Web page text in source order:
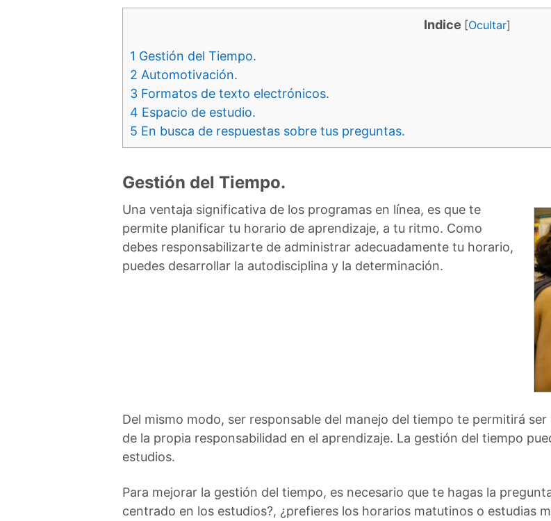
Indice [Ocultar]
1 Gestión del Tiempo.
2 Automotivación.
3 Formatos de texto electrónicos.
4 Espacio de estudio.
5 En busca de respuestas sobre tus preguntas.
Gestión del Tiempo.
Una ventaja significativa de los programas en línea, es que te
permite planificar tu horario de aprendizaje, a tu ritmo. Como
debes responsabilizarte de administrar adecuadamente tu horario,
puedes desarrollar la autodisciplina y la determinación.
Del mismo modo, ser responsable del manejo del tiempo te permitirá
de la propia responsabilidad en el aprendizaje. La gestión del tiempo
estudios.
Para mejorar la gestión del tiempo, es necesario que te hagas la
centrado en los estudios?, ¿prefieres los horarios matutinos o estudias